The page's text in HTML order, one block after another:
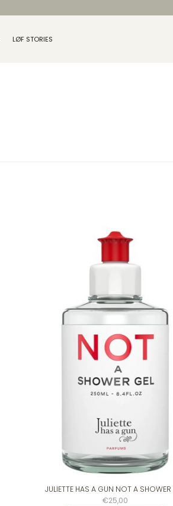
LØF STORIES
JULIETTE HAS A GUN NOT A SHOWER
€25,00